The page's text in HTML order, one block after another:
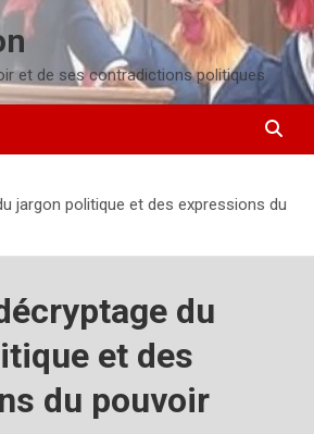
et de ses contradictions politiques
jargon politique et des expressions du
du
et des
du pouvoir